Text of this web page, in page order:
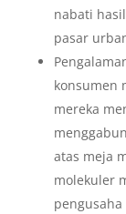
nabati
pasar
konsumen
mereka
atas meja
molekuler